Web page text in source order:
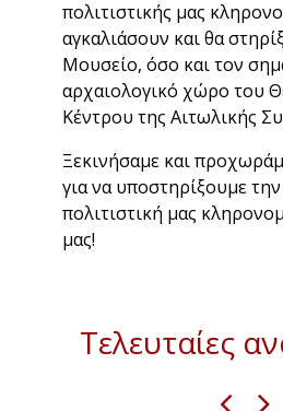
πολιτιστικής μας
αγκαλιάσουν και θα
Μουσείο, όσο και τον
αρχαιολογικό χώρο του
Κέντρου της Αιτωλικής
Ξεκινήσαμε και
για να υποστηρίξουμε
πολιτιστική μας
μας!
Τελευταίες